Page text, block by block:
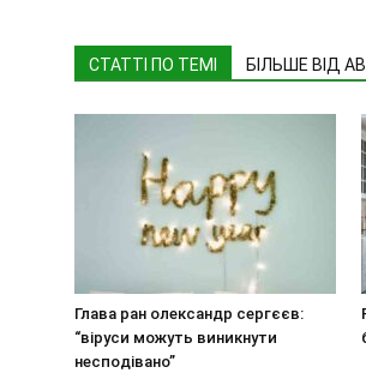
СТАТТІ ПО ТЕМІ БІЛЬШЕ ВІД
Глава ран олександр сергєєв:
“віруси можуть виникнути
несподівано”